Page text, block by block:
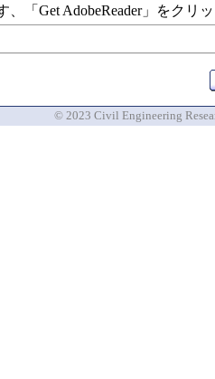
、「Get AdobeReader」をク
© 2023 Civil Engineering